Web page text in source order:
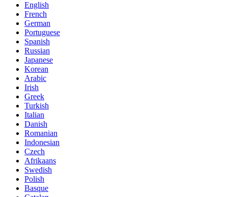
English
French
German
Portuguese
Spanish
Russian
Japanese
Korean
Arabic
Irish
Greek
Turkish
Italian
Danish
Romanian
Indonesian
Czech
Afrikaans
Swedish
Polish
Basque